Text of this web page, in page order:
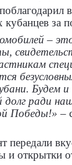
кубанцев за
–
Будем и
ради
Победы!» –
передали
и открытки